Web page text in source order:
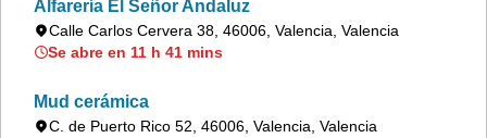
Alfarería El Señor Andaluz
Calle Carlos Cervera 38, 46006, Valencia, Valencia
Se abre en 11 h 41 mins
Mud cerámica
C. de Puerto Rico 52, 46006, Valencia, Valencia